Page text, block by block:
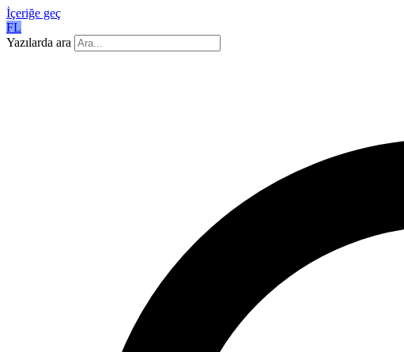
İçeriğe geç
FL
Yazılarda ara